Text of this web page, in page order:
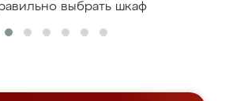
выбрать шкаф